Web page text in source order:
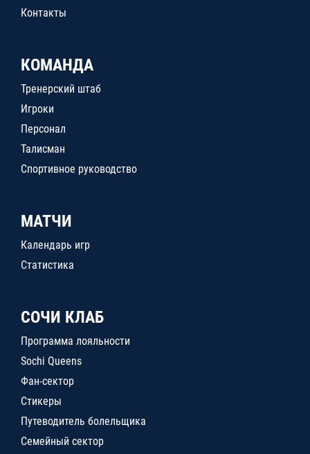
Контакты
КОМАНДА
Тренерский штаб
Игроки
Персонал
Талисман
Спортивное руководство
МАТЧИ
Календарь игр
Статистика
СОЧИ КЛАБ
Программа лояльности
Sochi Queens
Фан-сектор
Стикеры
Путеводитель болельщика
Семейный сектор